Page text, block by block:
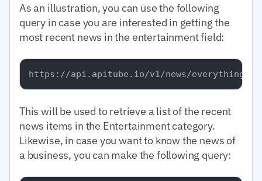
As an illustration, you can use the following
query in case you are interested in getting the
most recent news in the entertainment field:
This will be used to retrieve a list of the recent
news items in the Entertainment category.
Likewise, in case you want to know the news of
a business, you can make the following query: